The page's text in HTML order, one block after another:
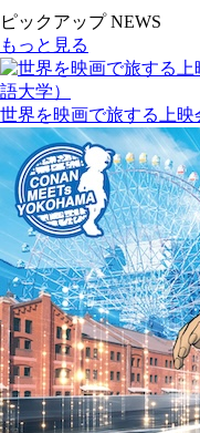
ピックアップ NEWS
もっと見る
世界を映画で旅する上